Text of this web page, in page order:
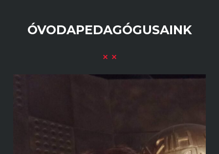
ÓVODAPEDAGÓGUSAINK